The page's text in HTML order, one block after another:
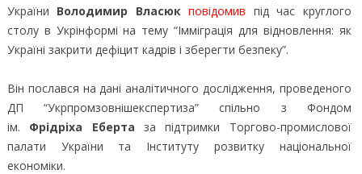
України Володимир Власюк повідомив під час круглого
столу в Укрінформі на тему “Імміграція для відновлення: як
Україні закрити дефіцит кадрів і зберегти безпеку”.
Він послався на дані аналітичного дослідження, проведеного
ДП “Укрпромзовнішекспертиза” спільно з Фондом
ім. Фрідріха Еберта за підтримки Торгово-промислової
палати України та Інституту розвитку національної
економіки.